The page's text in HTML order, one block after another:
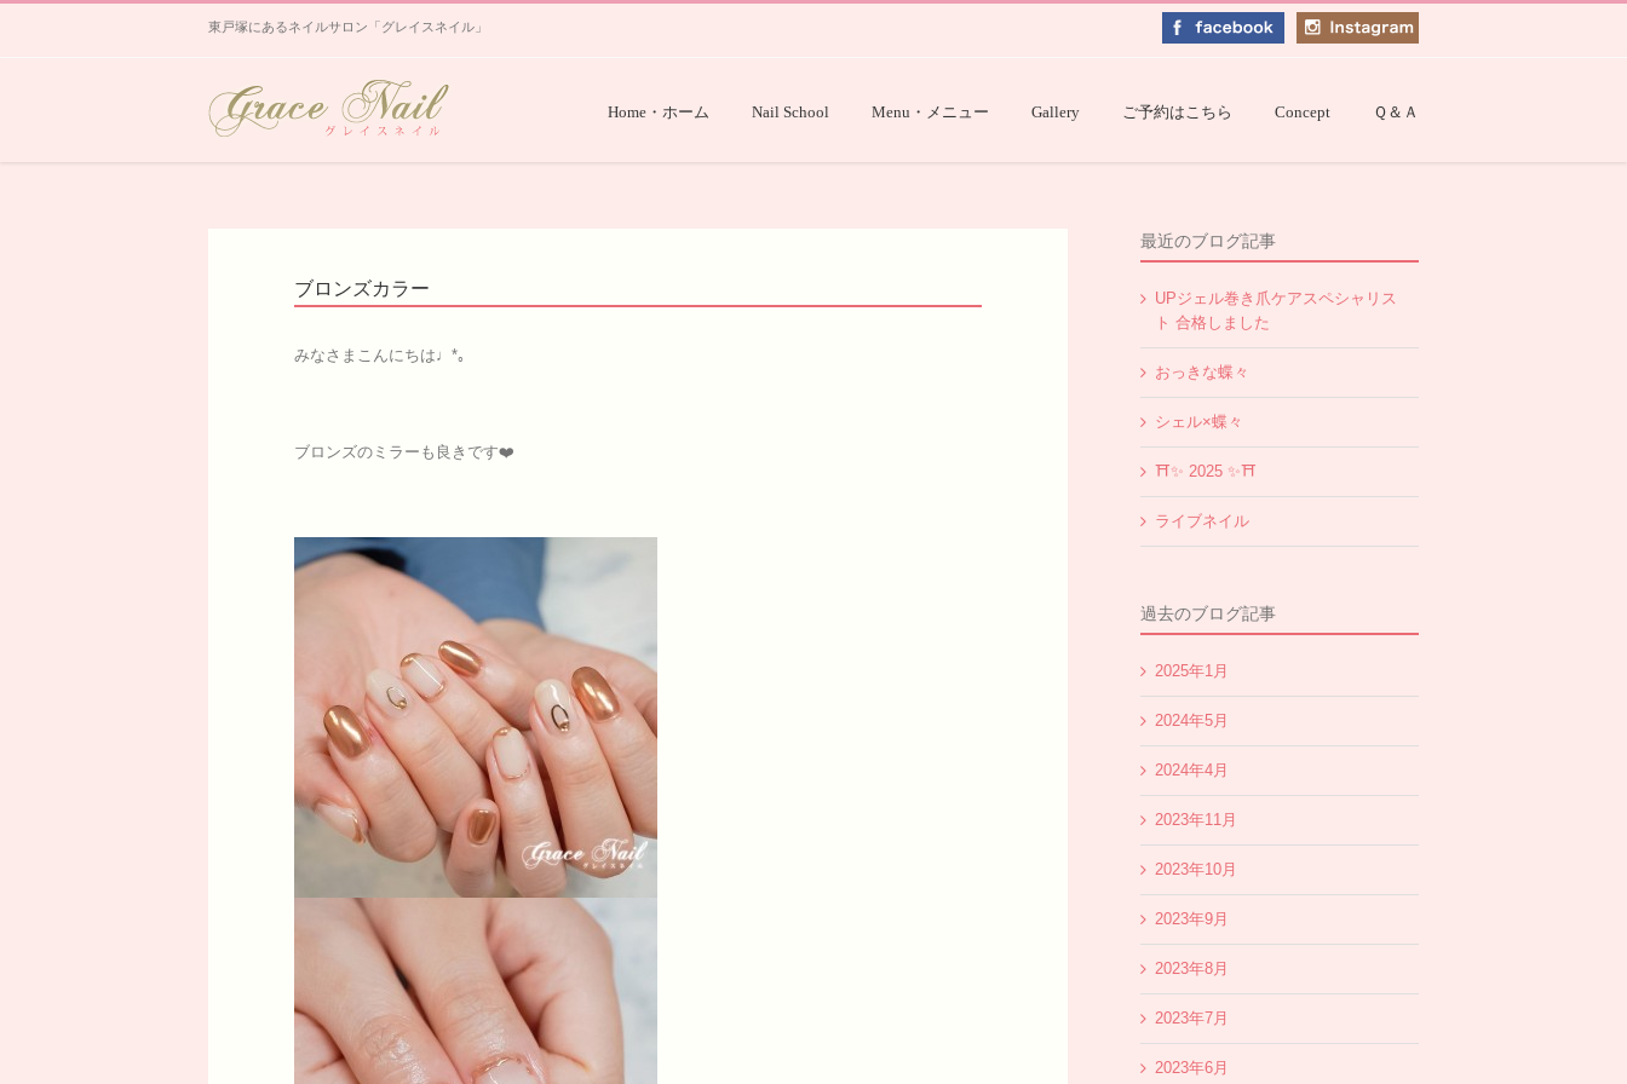
東戸塚にあるネイルサロン「グレイスネイル」
Home・ホーム Nail School Menu・メニュー Gallery ご予約はこちら Concept Ｑ＆Ａ
ブロンズカラー
みなさまこんにちは♩*｡
ブロンズのミラーも良きです❤️
最近のブログ記事
UPジェル巻き爪ケアスペシャリス
ト 合格しました
おっきな蝶々
シェル×蝶々
⛩✨️ 2025 ✨️⛩
ライブネイル
過去のブログ記事
2025年1月
2024年5月
2024年4月
2023年11月
2023年10月
2023年9月
2023年8月
2023年7月
2023年6月